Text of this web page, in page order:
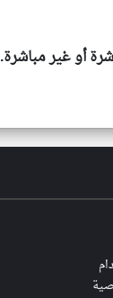
أو غير مباشرة.